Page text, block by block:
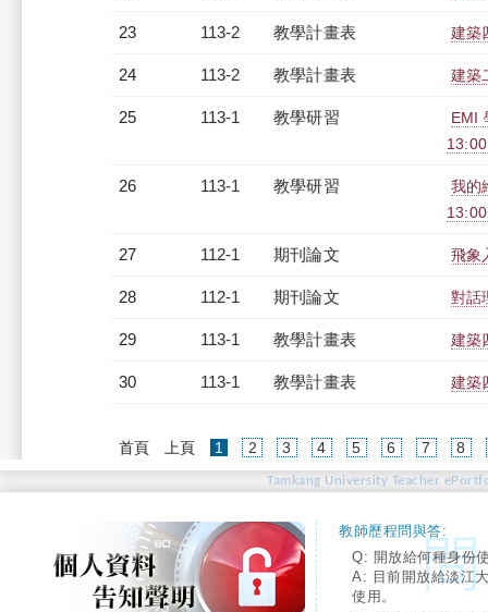
23 113-2 教學計畫表 建築
24 113-2 教學計畫表 建築
25 113-1 教學研習
EMI
26 113-1 教學研習
我的
27 112-1 期刊論文 飛象
28 112-1 期刊論文 對話
29 113-1 教學計畫表 建築
30 113-1 教學計畫表 建築
首頁 上頁 1 (current)
2 3 4 5 6 7 8
Tamkang University Teacher
教師歷程問與答:
Q: 開放給何種身份
A: 目前開放給淡江
使用。